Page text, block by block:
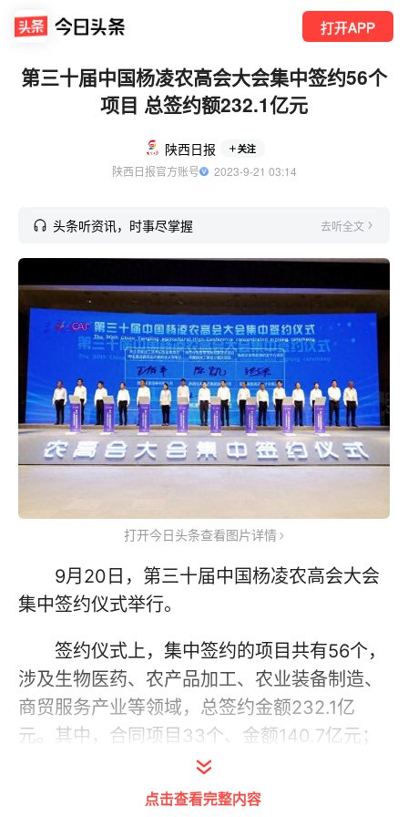
打开APP
第三十届中国杨凌农高会大会集中签约56个
项目 总签约额232.1亿元
陕西日报 关注
陕西日报官方账号
  2023-9-21 03:14
头条听资讯，时事尽掌握 去听全文
打开今日头条查看图片详情
9月20日，第三十届中国杨凌农高会大会
集中签约仪式举行。
签约仪式上，集中签约的项目共有56个，
涉及生物医药、农产品加工、农业装备制造、
商贸服务产业等领域，总签约金额232.1亿
元。其中，合同项目33个、金额140.7亿元；
协议项目23个、金额91.4亿元。
点击查看完整内容